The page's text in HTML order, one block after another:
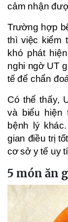
cảm nhận
Trường hợp
thì việc kiểm
khó phát
nghi ngờ UT
tế để chẩn
Có thể thấy,
và biểu hiện
bệnh lý
gian điều trị
cơ sở y tế uy
5 món ăn